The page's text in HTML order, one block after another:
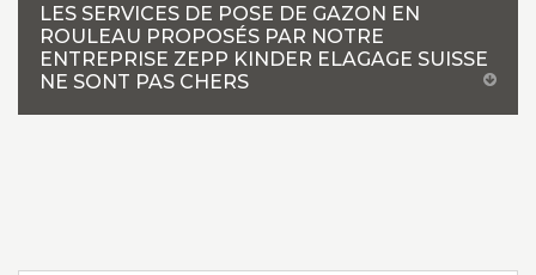
LES SERVICES DE POSE DE GAZON EN
ROULEAU PROPOSÉS PAR NOTRE
ENTREPRISE ZEPP KINDER ELAGAGE SUISSE
NE SONT PAS CHERS